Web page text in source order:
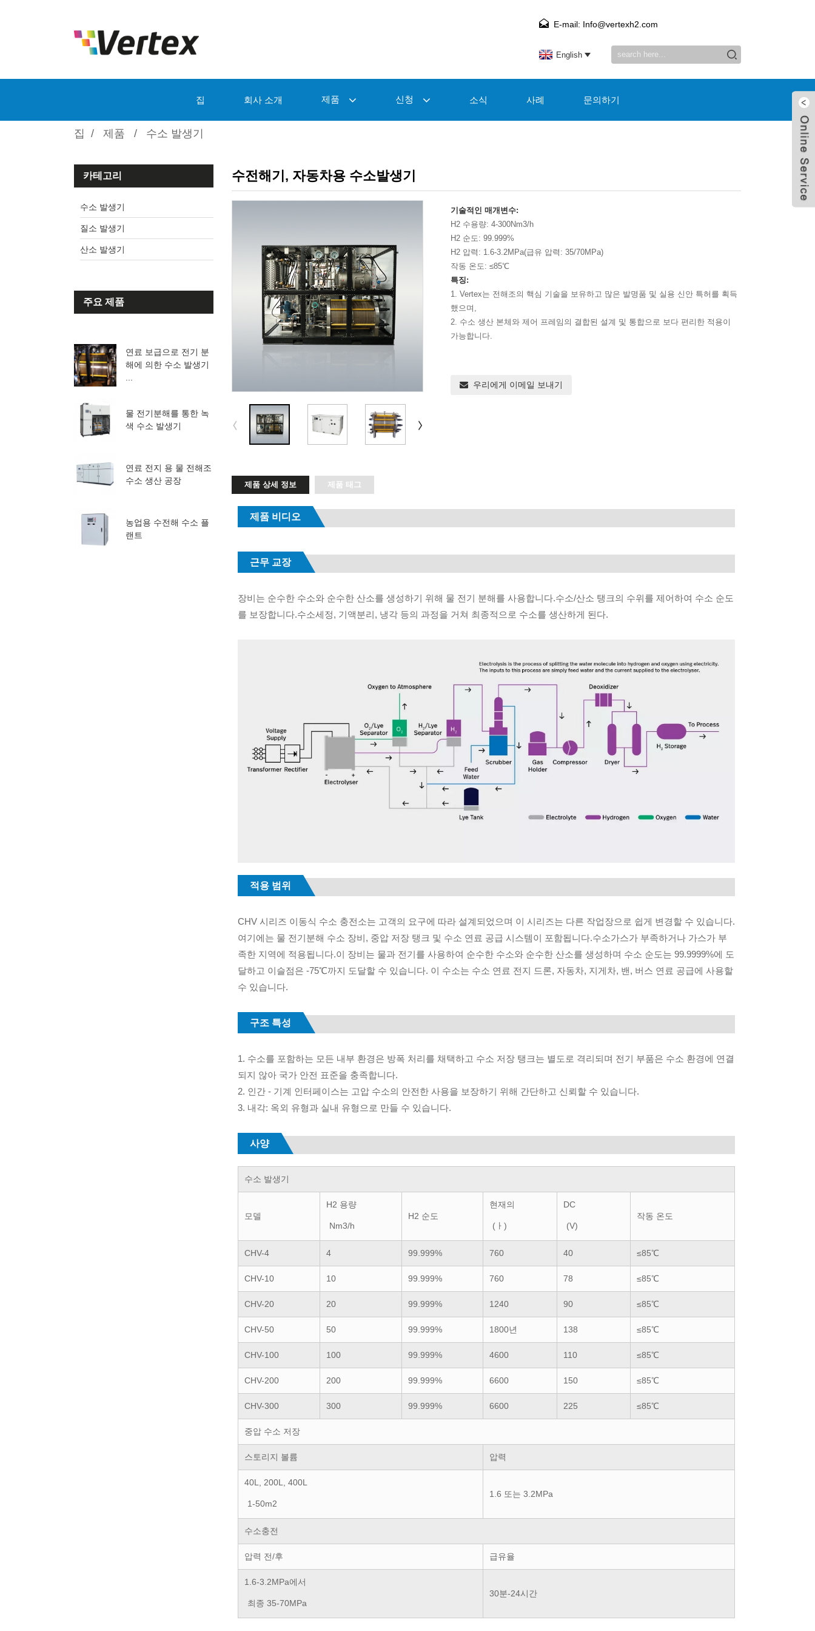
E-mail: Info@vertexh2.com
English
집 회사 소개 제품 신청 소식 사례 문의하기
집 제품 수소 발생기
카테고리
수소 발생기
질소 발생기
산소 발생기
주요 제품
연료 보급으로 전기 분
해에 의한 수소 발생기
물 전기분해를 통한 녹
색 수소 발생기
연료 전지 용 물 전해조
수소 생산 공장
농업용 수전해 수소 플
랜트
수전해기, 자동차용 수소발생기
기술적인 매개변수:
H2 수용량: 4-300Nm3/h
H2 순도: 99.999%
H2 압력: 1.6-3.2MPa(급유 압력: 35/70MPa)
작동 온도: ≤85℃
특징:
1. Vertex는 전해조의 핵심 기술을 보유하고 많은 발명품 및 실용 신안 특허를 획득
했으며,
2. 수소 생산 본체와 제어 프레임의 결합된 설계 및 통합으로 보다 편리한 적용이
가능합니다.
우리에게 이메일 보내기
제품 상세 정보 제품 태그
제품 비디오
근무 교장
장비는 순수한 수소와 순수한 산소를 생성하기 위해 물 전기 분해를 사용합니다.수소/산소 탱크의 수위를 제어하여 수소 순도
를 보장합니다.수소세정, 기액분리, 냉각 등의 과정을 거쳐 최종적으로 수소를 생산하게 된다.
적용 범위
CHV 시리즈 이동식 수소 충전소는 고객의 요구에 따라 설계되었으며 이 시리즈는 다른 작업장으로 쉽게 변경할 수 있습니다.
여기에는 물 전기분해 수소 장비, 중압 저장 탱크 및 수소 연료 공급 시스템이 포함됩니다.수소가스가 부족하거나 가스가 부
족한 지역에 적용됩니다.이 장비는 물과 전기를 사용하여 순수한 수소와 순수한 산소를 생성하며 수소 순도는 99.9999%에 도
달하고 이슬점은 -75℃까지 도달할 수 있습니다. 이 수소는 수소 연료 전지 드론, 자동차, 지게차, 밴, 버스 연료 공급에 사용할
수 있습니다.
구조 특성
1. 수소를 포함하는 모든 내부 환경은 방폭 처리를 채택하고 수소 저장 탱크는 별도로 격리되며 전기 부품은 수소 환경에 연결
되지 않아 국가 안전 표준을 충족합니다.
2. 인간 - 기계 인터페이스는 고압 수소의 안전한 사용을 보장하기 위해 간단하고 신뢰할 수 있습니다.
3. 내각: 옥외 유형과 실내 유형으로 만들 수 있습니다.
사양
수소 발생기
모델
H2 용량
Nm3/h
H2 순도
현재의
(ㅏ)
DC
(V)
작동 온도
CHV-4 4 99.999% 760 40 ≤85℃
CHV-10 10 99.999% 760 78 ≤85℃
CHV-20 20 99.999% 1240 90 ≤85℃
CHV-50 50 99.999% 1800년 138 ≤85℃
CHV-100 100 99.999% 4600 110 ≤85℃
CHV-200 200 99.999% 6600 150 ≤85℃
CHV-300 300 99.999% 6600 225 ≤85℃
중압 수소 저장
스토리지 볼륨 압력
40L, 200L, 400L
1-50m2
1.6 또는 3.2MPa
수소충전
압력 전/후 급유율
1.6-3.2MPa에서
최종 35-70MPa
30분-24시간